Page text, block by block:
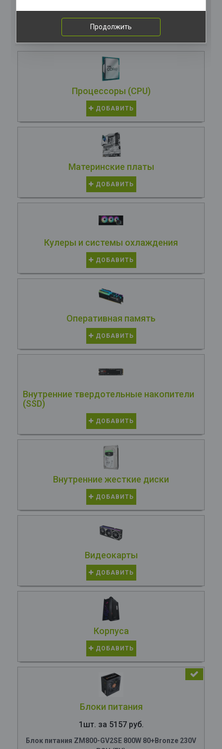
Комплектация
компьютера
Процессоры (CPU)
ДОБАВИТЬ
Материнские платы
ДОБАВИТЬ
Кулеры и системы охлаждения
ДОБАВИТЬ
Оперативная память
ДОБАВИТЬ
Внутренние твердотельные накопители
(SSD)
ДОБАВИТЬ
Внутренние жесткие диски
ДОБАВИТЬ
Видеокарты
ДОБАВИТЬ
Корпуса
ДОБАВИТЬ
Блоки питания
1шт. за 5157 руб.
Блок питания ZM800-GV2SE 800W 80+Bronze 230V
Продолжить